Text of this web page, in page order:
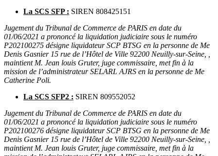
La SCS SFP : SIREN 808425151
Jugement du Tribunal de Commerce de PARIS en date du
01/06/2021 a prononcé la liquidation judiciaire sous le numéro
P202100275 désigne liquidateur SCP BTSG en la personne de Me
Denis Gasnier 15 rue de l’Hôtel de Ville 92200 Neuilly-sur-Seine, ,
maintient M. Jean louis Gruter, juge commissaire, met fin à la
mission de l’administrateur SELARL AJRS en la personne de Me
Catherine Poli.
La SCS SFP2 : SIREN 809552052
Jugement du Tribunal de Commerce de PARIS en date du
01/06/2021 a prononcé la liquidation judiciaire sous le numéro
P202100276 désigne liquidateur SCP BTSG en la personne de Me
Denis Gasnier 15 rue de l’Hôtel de Ville 92200 Neuilly-sur-Seine, ,
maintient M. Jean louis Gruter, juge commissaire, met fin à la